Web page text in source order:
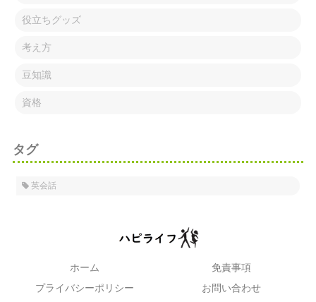
役立ちグッズ
考え方
豆知識
資格
タグ
英会話
ホーム
免責事項
プライバシーポリシー
お問い合わせ